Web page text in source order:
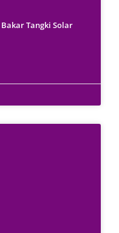
Tangki Solar